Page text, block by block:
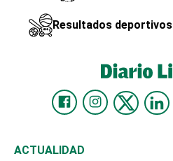
Resultados deportivos
ACTUALIDAD